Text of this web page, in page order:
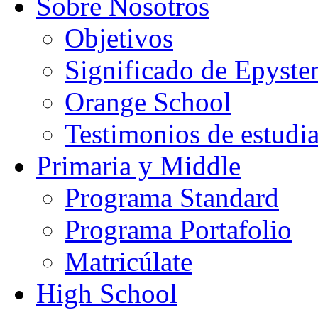
Objetivos
Significado de
Orange School
Testimonios de
Primaria y Middle
Programa Standard
Programa Portafolio
Matricúlate
High School